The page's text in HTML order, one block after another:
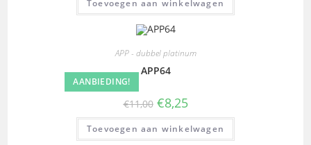
Toevoegen aan winkelwagen
AANBIEDING!
APP - dubbel platinum
APP64
€11,00 €8,25
Toevoegen aan winkelwagen